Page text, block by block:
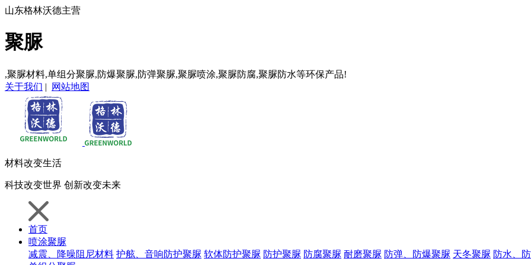
山东格林沃德主营
聚脲
,聚脲材料,单组分聚脲,防爆聚脲,防弹聚脲,聚脲喷涂,聚脲防腐,聚脲防水等环保产品!
关于我们 | 网站地图
材料改变生活
科技改变世界 创新改变未来
首页
喷涂聚脲
减震、降噪阻尼材料 护舷、音响防护聚脲 软体防护聚脲 防护聚脲 防腐聚脲 耐磨聚脲 防弹、防爆聚脲 天冬聚脲 防水、